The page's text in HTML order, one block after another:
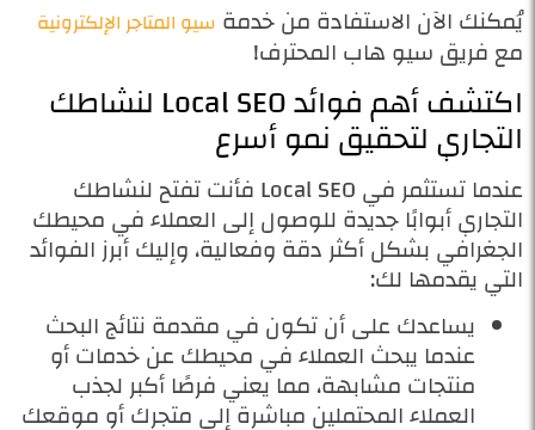
يُمكنك الآن الاستفادة من خدمة سيو المتاجر الإلكترونية
مع فريق سيو هاب المحترف!
اكتشف أهم فوائد Local SEO لنشاطك
التجاري لتحقيق نمو أسرع
عندما تستثمر في Local SEO فأنت تفتح لنشاطك
التجاري أبوابًا جديدة للوصول إلى العملاء في محيطك
الجغرافي بشكل أكثر دقة وفعالية، وإليك أبرز الفوائد
التي يقدمها لك:
يساعدك على أن تكون في مقدمة نتائج البحث
عندما يبحث العملاء في محيطك عن خدمات أو
منتجات مشابهة، مما يعني فرصًا أكبر لجذب
العملاء المحتملين مباشرة إلى متجرك أو موقعك